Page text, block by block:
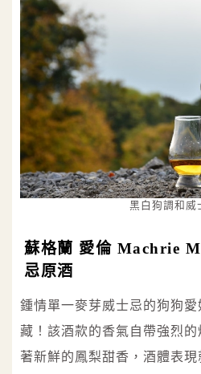
黑白狗調和威
蘇格蘭 愛倫 Machrie
忌原酒
鍾情單一麥芽威士忌的狗狗
藏！該酒款的香氣自帶強烈
著新鮮的鳳梨甜香，酒體表